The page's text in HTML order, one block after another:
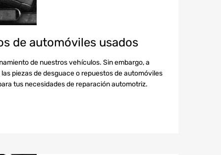
de automóviles usados
de nuestros vehículos. Sin embargo, a
piezas de desguace o repuestos de automóviles
tus necesidades de reparación automotriz.